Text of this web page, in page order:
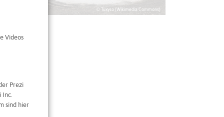
© Tuxyso (Wikimedia Commons)
Videos
Prezi
Inc.
sind hier